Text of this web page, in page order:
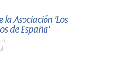
la Asociación 'Los
de España'